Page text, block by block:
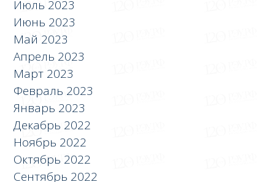
Июль 2023
Июнь 2023
Май 2023
Апрель 2023
Март 2023
Февраль 2023
Январь 2023
Декабрь 2022
Ноябрь 2022
Октябрь 2022
Сентябрь 2022